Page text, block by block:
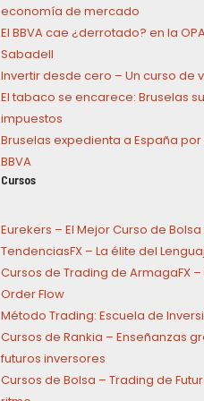
economía de mercado
El BBVA cae ¿derrotado? en la
Sabadell
Invertir desde cero – Un curso de
El tabaco se encarece: Bruselas
impuestos
Bruselas expedienta a España
BBVA
Cursos
Eurekers – El Mejor Curso de
TendenciasFX – La élite del
Cursos de Trading de ArmagaFX
Order Flow
Método Trading: Escuela de
Cursos de Rankia – Enseñanzas
futuros inversores
Cursos de Bolsa – Trading de